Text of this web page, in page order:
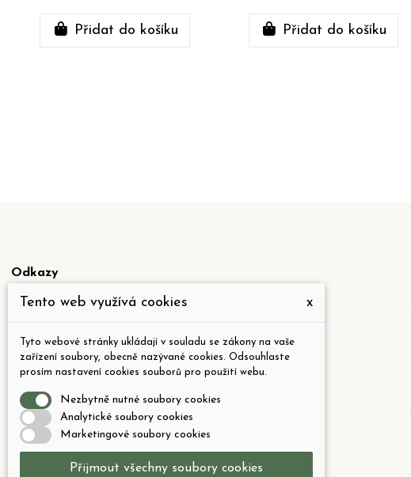
Přidat do košíku Přidat do košíku
Odkazy
Všeobecné obchodní podmínky
O nás
Prohlášení o odpovědnosti
Formulář pro odstoupení od smlouvy
Ochrana osobních údajů - GDPR
Podrobně o cookies
Tento web využívá cookies x
Tyto webové stránky ukládají v souladu se zákony na vaše
zařízení soubory, obecně nazývané cookies. Odsouhlaste
prosím nastavení cookies souborů pro použití webu.
Nezbytně nutné soubory cookies
Analytické soubory cookies
Marketingové soubory cookies
Přijmout všechny soubory cookies